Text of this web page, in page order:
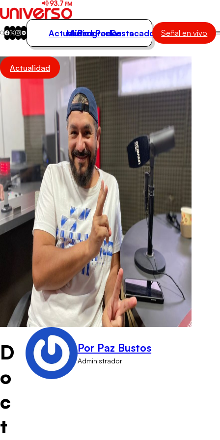
Actualidad
Música
Programas
Podcasts
Destacados
Actualidad
Música
Programas
Podcasts
Destacados Señal en vivo
Actualidad
D
o
c
t
Por Paz Bustos
Administrador